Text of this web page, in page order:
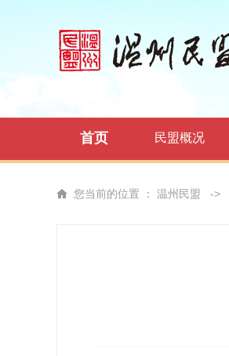
首页 民盟概况
您当前的位置 ： 温州民盟 ->